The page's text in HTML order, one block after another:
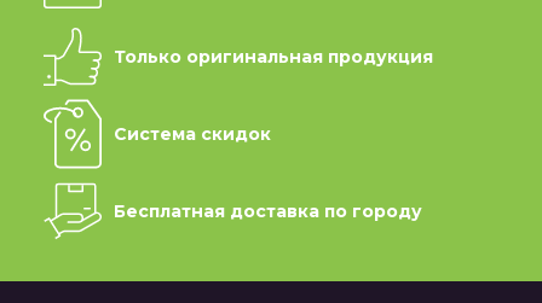
Только оригинальная продукция
Система скидок
Бесплатная доставка по городу